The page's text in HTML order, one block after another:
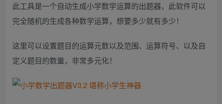
此工具是一个自动生成小学数学运算的出题器，此软件可以
完全随机的生成各种数学运算，想要多少就有多少！
这里可以设置题目的运算元数以及范围、运算符号、以及自
定义题目的数量，非常多元化！